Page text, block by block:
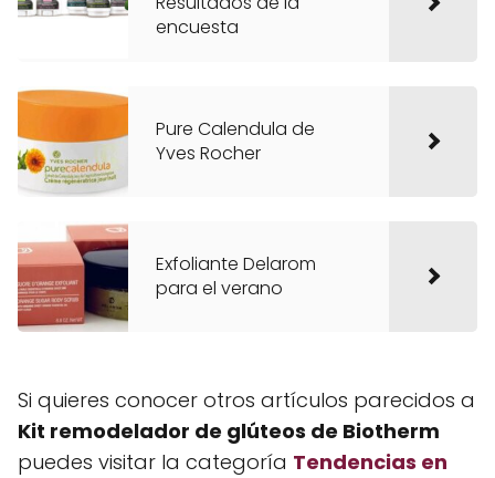
encuesta
Pure Calendula de
Yves Rocher
Exfoliante Delarom
para el verano
Si quieres conocer otros artículos parecidos a
Kit remodelador de glúteos de Biotherm
puedes visitar la categoría Tendencias en